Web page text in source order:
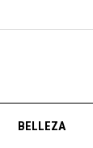
BELLEZA